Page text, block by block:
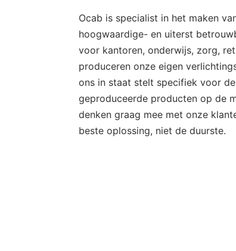
Ocab is specialist in het maken
hoogwaardige- en uiterst
voor kantoren, onderwijs, zorg,
produceren onze eigen
ons in staat stelt specifiek voor
geproduceerde producten op de
denken graag mee met onze
beste oplossing, niet de duurste.